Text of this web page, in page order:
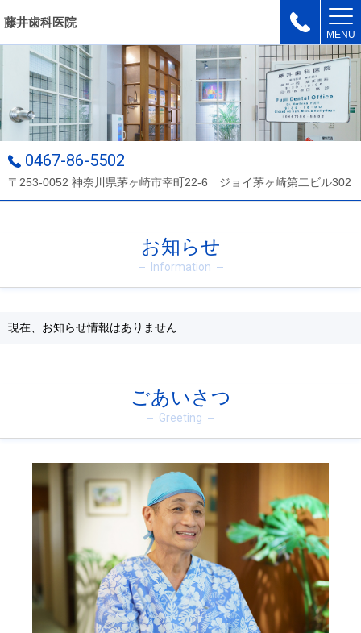
藤井歯科医院
MENU
0467-86-5502
〒253-0052 神奈川県茅ヶ崎市幸町22-6 ジョイ茅ヶ崎第二ビル302
お知らせ
Information
現在、お知らせ情報はありません
ごあいさつ
Greeting